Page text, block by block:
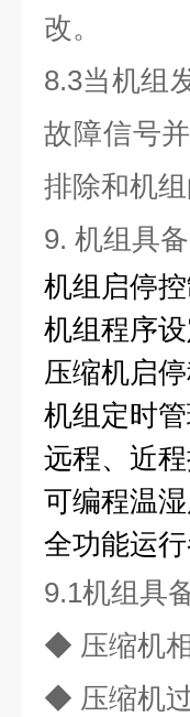
改。
8.3当机组
故障信号
排除和机组
9. 机组具
机组启停控
机组程序
压缩机启
机组定时
远程、近
可编程温
全功能运
9.1机组具
◆ 压缩机
◆ 压缩机